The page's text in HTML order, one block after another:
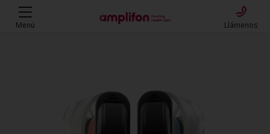
Menú Llámenos